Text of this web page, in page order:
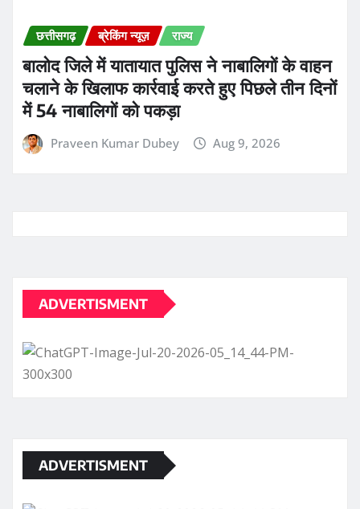
छत्तीसगढ़ ब्रेकिंग न्यूज़ राज्य
बालोद जिले में यातायात पुलिस ने नाबालिगों के वाहन
चलाने के खिलाफ कार्रवाई करते हुए पिछले तीन दिनों
में 54 नाबालिगों को पकड़ा
Praveen Kumar Dubey Aug 9, 2026
ADVERTISMENT
ADVERTISMENT